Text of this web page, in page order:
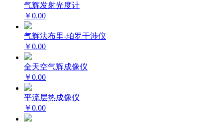
气辉发射光度计
￥0.00
气辉法布里-珀罗干涉仪
￥0.00
全天空气辉成像仪
￥0.00
平流层热成像仪
￥0.00